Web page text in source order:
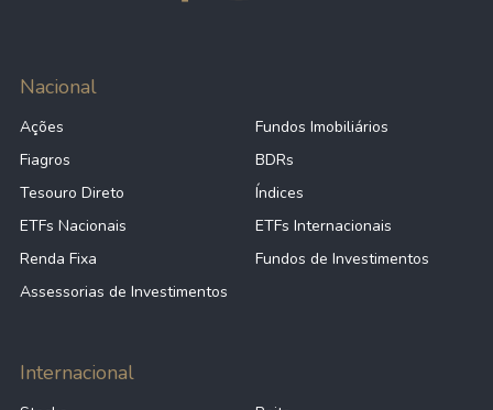
Nacional
Ações
Fundos Imobiliários
Fiagros
BDRs
Tesouro Direto
Índices
ETFs Nacionais
ETFs Internacionais
Renda Fixa
Fundos de Investimentos
Assessorias de Investimentos
Internacional